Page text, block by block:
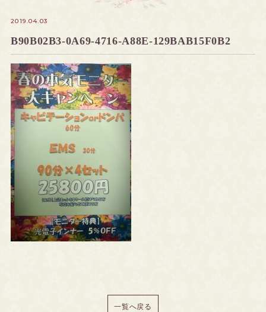
2019.04.03
B90B02B3-0A69-4716-A88E-129BAB15F0B2
一覧へ戻る